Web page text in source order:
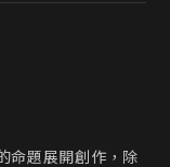
命題展開創作，除